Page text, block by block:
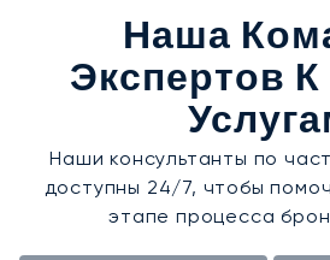
Наша
Экспертов
Наши консультанты по
доступны 24/7, чтобы
этапе процесса